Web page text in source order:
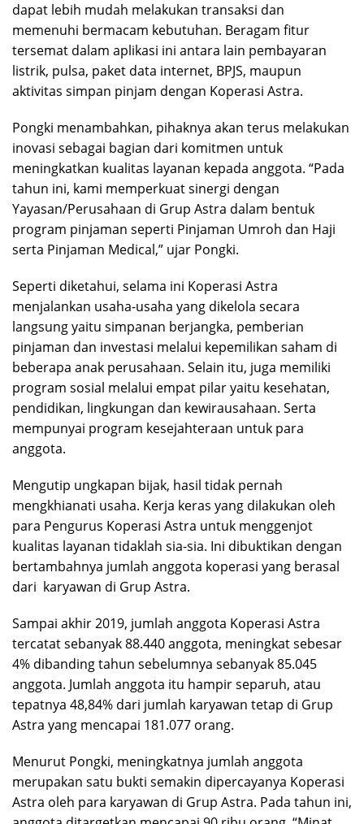
dapat lebih mudah melakukan transaksi dan
memenuhi bermacam kebutuhan. Beragam fitur
tersemat dalam aplikasi ini antara lain pembayaran
listrik, pulsa, paket data internet, BPJS, maupun
aktivitas simpan pinjam dengan Koperasi Astra.
Pongki menambahkan, pihaknya akan terus melakukan
inovasi sebagai bagian dari komitmen untuk
meningkatkan kualitas layanan kepada anggota. “Pada
tahun ini, kami memperkuat sinergi dengan
Yayasan/Perusahaan di Grup Astra dalam bentuk
program pinjaman seperti Pinjaman Umroh dan Haji
serta Pinjaman Medical,” ujar Pongki.
Seperti diketahui, selama ini Koperasi Astra
menjalankan usaha-usaha yang dikelola secara
langsung yaitu simpanan berjangka, pemberian
pinjaman dan investasi melalui kepemilikan saham di
beberapa anak perusahaan. Selain itu, juga memiliki
program sosial melalui empat pilar yaitu kesehatan,
pendidikan, lingkungan dan kewirausahaan. Serta
mempunyai program kesejahteraan untuk para
anggota.
Mengutip ungkapan bijak, hasil tidak pernah
mengkhianati usaha. Kerja keras yang dilakukan oleh
para Pengurus Koperasi Astra untuk menggenjot
kualitas layanan tidaklah sia-sia. Ini dibuktikan dengan
bertambahnya jumlah anggota koperasi yang berasal
dari karyawan di Grup Astra.
Sampai akhir 2019, jumlah anggota Koperasi Astra
tercatat sebanyak 88.440 anggota, meningkat sebesar
4% dibanding tahun sebelumnya sebanyak 85.045
anggota. Jumlah anggota itu hampir separuh, atau
tepatnya 48,84% dari jumlah karyawan tetap di Grup
Astra yang mencapai 181.077 orang.
Menurut Pongki, meningkatnya jumlah anggota
merupakan satu bukti semakin dipercayanya Koperasi
Astra oleh para karyawan di Grup Astra. Pada tahun ini,